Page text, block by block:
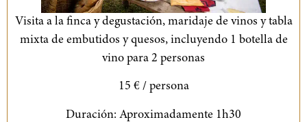
Visita a la finca y degustación, maridaje de vinos y tabla
mixta de embutidos y quesos, incluyendo 1 botella de
vino para 2 personas
15 € / persona
Duración: Aproximadamente 1h30